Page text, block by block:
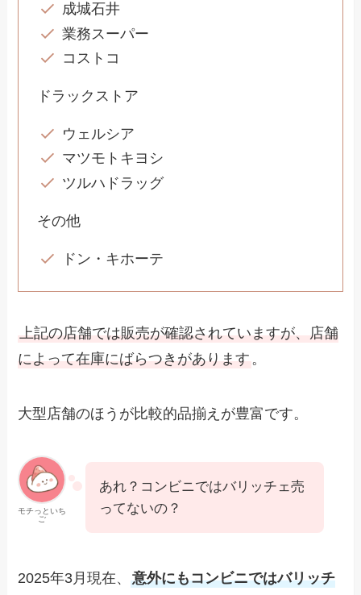
成城石井
業務スーパー
コストコ
ドラックストア
ウェルシア
マツモトキヨシ
ツルハドラッグ
その他
ドン・キホーテ
上記の店舗では販売が確認されていますが、店舗
によって在庫にばらつきがあります 。
大型店舗のほうが比較的品揃えが豊富です。
モチっといち
ご
あれ？コンビニではバリッチェ売
ってないの？
2025年3月現在、意外にもコンビニではバリッチ